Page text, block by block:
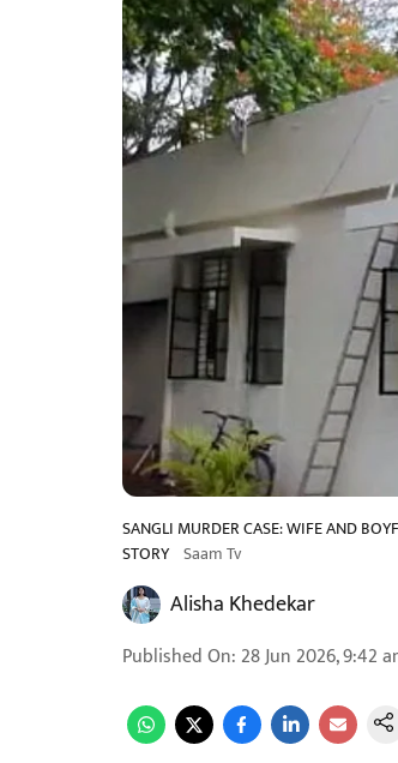
SANGLI MURDER CASE: WIFE AND
STORY Saam Tv
Alisha Khedekar
Published On: 28 Jun 2026, 9:42